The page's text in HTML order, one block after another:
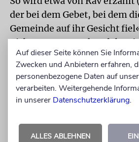
der bei dem Gebet, bei dem
Gemeinde auf ihr Gesicht
nicht tat. Denn es handelte
Steinfußboden (Megilla 22b),
Niederfallen auf Steinböden
Tempels nicht erlaubt.
Die Mischna berichtet, dass
(Mischna Tamid 7,3). Nach
Auf dieser Seite können Sie
Zwecken und Anbietern erfahren,
personenbezogene Daten auf
verarbeiten. Weitergehende
in unserer Datenschutzerklärung.
ALLES ABLEHNEN